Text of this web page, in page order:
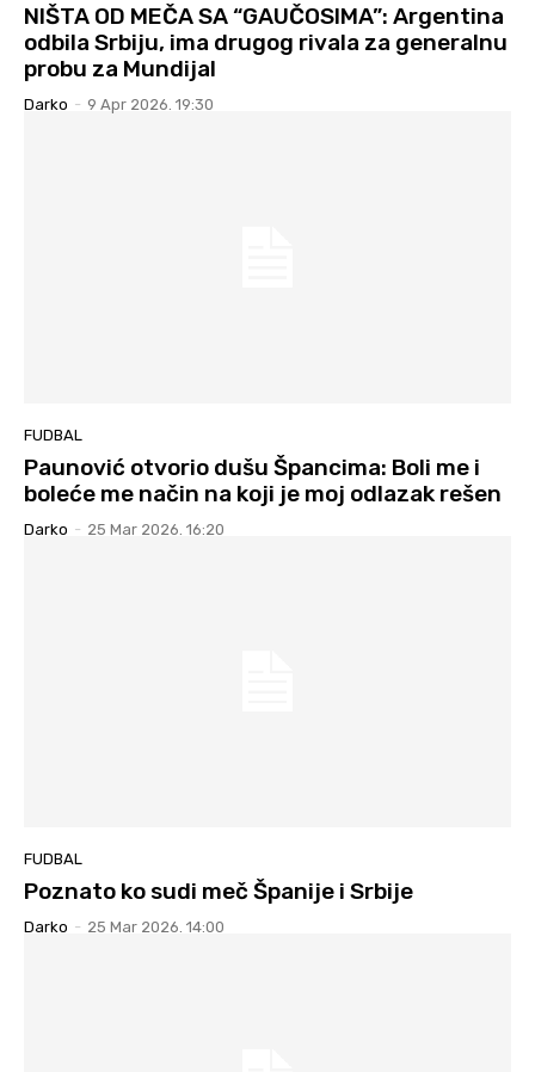
NIŠTA OD MEČA SA “GAUČOSIMA”: Argentina
odbila Srbiju, ima drugog rivala za generalnu
probu za Mundijal
Darko - 9 Apr 2026. 19:30
FUDBAL
Paunović otvorio dušu Špancima: Boli me i
boleće me način na koji je moj odlazak rešen
Darko - 25 Mar 2026. 16:20
FUDBAL
Poznato ko sudi meč Španije i Srbije
Darko - 25 Mar 2026. 14:00